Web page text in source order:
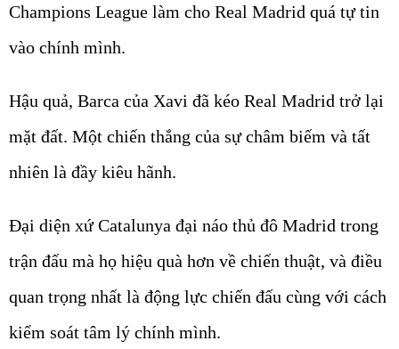
Champions League làm cho Real Madrid quá tự tin
vào chính mình.
Hậu quả, Barca của Xavi đã kéo Real Madrid trở lại
mặt đất. Một chiến thắng của sự châm biếm và tất
nhiên là đầy kiêu hãnh.
Đại diện xứ Catalunya đại náo thủ đô Madrid trong
trận đấu mà họ hiệu quà hơn về chiến thuật, và điều
quan trọng nhất là động lực chiến đấu cùng với cách
kiểm soát tâm lý chính mình.